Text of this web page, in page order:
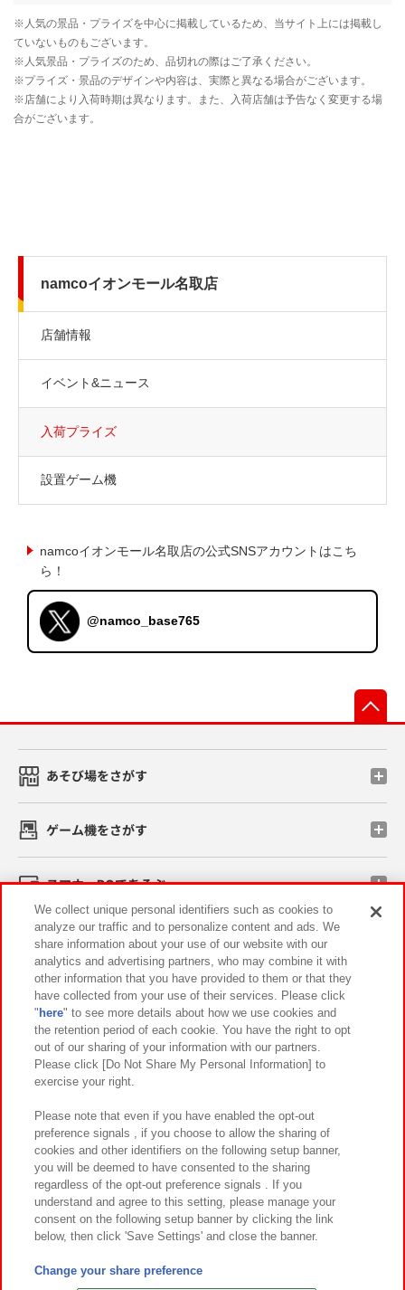
namcoイオンモール名取店
店舗情報
イベント&ニュース
入荷プライズ
設置ゲーム機
namcoイオンモール名取店の公式SNSアカウントはこち
ら！
@namco_base765
あそび場をさがす
ゲーム機をさがす
スマホ・PCであそぶ
イベント・キャンペーン
関連会社 サステナビリティ サイトポリシー
プライバシーポリシー ウェブアクセシビリティ方針と検証結果
お取引先さまとともに
カスタマーハラスメント対応方針 よくあるご質問・お問い合わせ
©Bandai Namco Amusement Inc.
©Bandai Namco Amusement Lab Inc.
We collect unique personal identifiers such as cookies to
analyze our traffic and to personalize content and ads. We
share information about your use of our website with our
analytics and advertising partners, who may combine it with
other information that you have provided to them or that they
have collected from your use of their services. Please click
" here" to see more details about how we use cookies and
the retention period of each cookie. You have the right to opt
out of our sharing of your information with our partners.
Please click [Do Not Share My Personal Information] to
exercise your right.
Please note that even if you have enabled the opt-out
preference signals , if you choose to allow the sharing of
cookies and other identifiers on the following setup banner,
you will be deemed to have consented to the sharing
regardless of the opt-out preference signals . If you
understand and agree to this setting, please manage your
consent on the following setup banner by clicking the link
below, then click 'Save Settings' and close the banner.
Change your share preference